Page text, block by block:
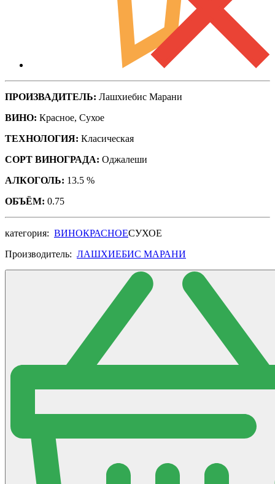
ПРОИЗВАДИТЕЛЬ: Лашхиебис Марани
ВИНО: Красное, Сухое
ТЕХНОЛОГИЯ: Класическая
СОРТ ВИНОГРАДА: Оджалеши
АЛКОГОЛЬ: 13.5 %
ОБЪЁМ: 0.75
категория: ВИНОКРАСНОЕСУХОЕ
Производитель: ЛАШХИЕБИС МАРАНИ